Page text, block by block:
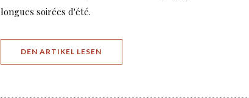
longues soirées d'été.
DEN ARTIKEL LESEN